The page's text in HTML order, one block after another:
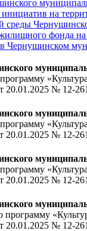
на
среды
фонда
Чернушинском
20.01.2025 № 12-
20.01.2025 № 12-
20.01.2025 № 12-
20.01.2025 № 12-